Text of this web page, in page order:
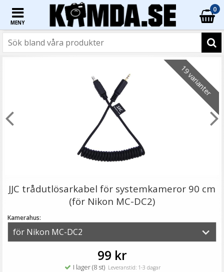
MENY
0
LÄGG I VARUKORG
19 varianter
JJC trådutlösarkabel för systemkameror 90 cm
(för Nikon MC-DC2)
Kamerahus:
99 kr
I lager (8 st) Leveranstid: 1-3 dagar